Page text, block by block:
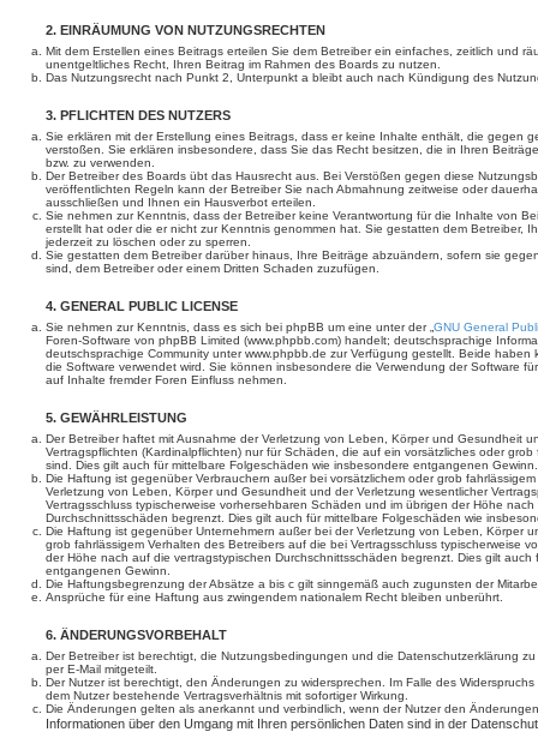
2. EINRÄUMUNG VON NUTZUNGSRECHTEN
Mit dem Erstellen eines Beitrags erteilen Sie dem Betreiber ein einfaches, zeitlich und
unentgeltliches Recht, Ihren Beitrag im Rahmen des Boards zu nutzen.
Das Nutzungsrecht nach Punkt 2, Unterpunkt a bleibt auch nach Kündigung des
3. PFLICHTEN DES NUTZERS
Sie erklären mit der Erstellung eines Beitrags, dass er keine Inhalte enthält, die gegen
verstoßen. Sie erklären insbesondere, dass Sie das Recht besitzen, die in Ihren
bzw. zu verwenden.
Der Betreiber des Boards übt das Hausrecht aus. Bei Verstößen gegen diese
veröffentlichten Regeln kann der Betreiber Sie nach Abmahnung zeitweise oder
ausschließen und Ihnen ein Hausverbot erteilen.
Sie nehmen zur Kenntnis, dass der Betreiber keine Verantwortung für die Inhalte von
erstellt hat oder die er nicht zur Kenntnis genommen hat. Sie gestatten dem Betreiber,
jederzeit zu löschen oder zu sperren.
Sie gestatten dem Betreiber darüber hinaus, Ihre Beiträge abzuändern, sofern sie
sind, dem Betreiber oder einem Dritten Schaden zuzufügen.
4. GENERAL PUBLIC LICENSE
Sie nehmen zur Kenntnis, dass es sich bei phpBB um eine unter der „ GNU General
Foren-Software von phpBB Limited (www.phpbb.com) handelt; deutschsprachige
deutschsprachige Community unter www.phpbb.de zur Verfügung gestellt. Beide haben
die Software verwendet wird. Sie können insbesondere die Verwendung der Software
auf Inhalte fremder Foren Einfluss nehmen.
5. GEWÄHRLEISTUNG
Der Betreiber haftet mit Ausnahme der Verletzung von Leben, Körper und Gesundheit
Vertragspflichten (Kardinalpflichten) nur für Schäden, die auf ein vorsätzliches oder
sind. Dies gilt auch für mittelbare Folgeschäden wie insbesondere entgangenen Gewinn.
Die Haftung ist gegenüber Verbrauchern außer bei vorsätzlichem oder grob
Verletzung von Leben, Körper und Gesundheit und der Verletzung wesentlicher
Vertragsschluss typischerweise vorhersehbaren Schäden und im übrigen der Höhe
Durchschnittsschäden begrenzt. Dies gilt auch für mittelbare Folgeschäden wie
Die Haftung ist gegenüber Unternehmern außer bei der Verletzung von Leben, Körper
grob fahrlässigem Verhalten des Betreibers auf die bei Vertragsschluss typischerweise
der Höhe nach auf die vertragstypischen Durchschnittsschäden begrenzt. Dies gilt
entgangenen Gewinn.
Die Haftungsbegrenzung der Absätze a bis c gilt sinngemäß auch zugunsten der
Ansprüche für eine Haftung aus zwingendem nationalem Recht bleiben unberührt.
6. ÄNDERUNGSVORBEHALT
Der Betreiber ist berechtigt, die Nutzungsbedingungen und die Datenschutzerklärung
per E-Mail mitgeteilt.
Der Nutzer ist berechtigt, den Änderungen zu widersprechen. Im Falle des
dem Nutzer bestehende Vertragsverhältnis mit sofortiger Wirkung.
Die Änderungen gelten als anerkannt und verbindlich, wenn der Nutzer den
Informationen über den Umgang mit Ihren persönlichen Daten sind in der